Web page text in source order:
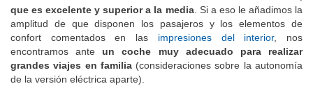
También me ha llamado la atenciónel aislamiento acústico,
que es excelente y superior a la media. Si a eso le añadimos la
amplitud de que disponen los pasajeros y los elementos de
confort comentados en las
impresiones del interior, nos
encontramos anteun coche muy adecuado para realizar
grandes viajes en familia(consideraciones sobre la autonomía